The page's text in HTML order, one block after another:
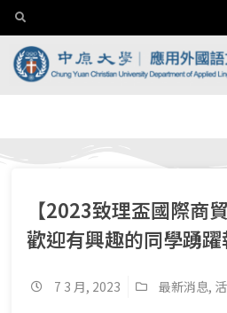
【2023致理盃國際商
歡迎有興趣的同學踴躍
7 3 月, 2023 最新消息,